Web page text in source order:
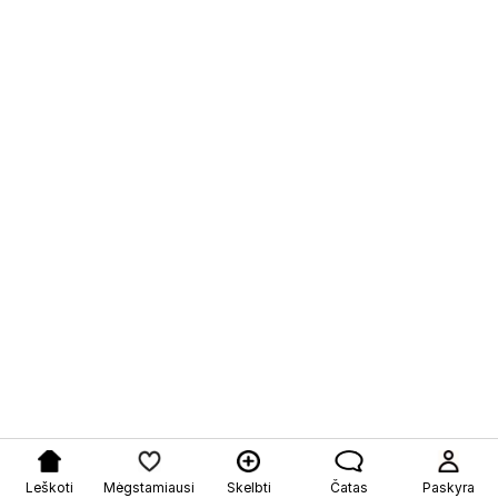
Leškoti Mėgstamiausi Skelbti Čatas Paskyra